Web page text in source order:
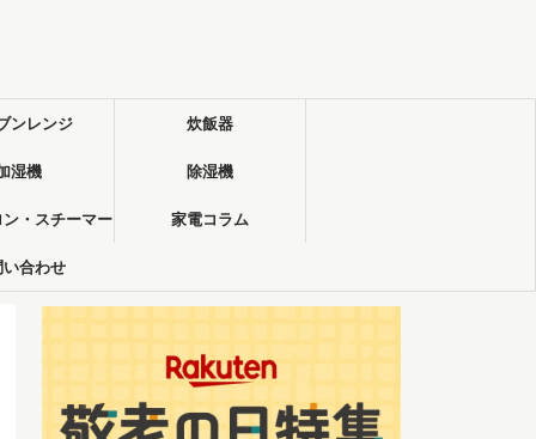
ンレンジ 炊飯器
湿機 除湿機
・スチーマー 家電コラム
い合わせ